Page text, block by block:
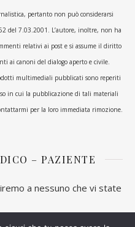
pertanto non può considerarsi
del 7.03.2001. L’autore, inoltre, non ha
relativi ai post e si assume il diritto
ai canoni del dialogo aperto e civile.
multimediali pubblicati sono reperiti
in cui la pubblicazione di tali materiali
per la loro immediata rimozione.
– PAZIENTE
a nessuno che vi state